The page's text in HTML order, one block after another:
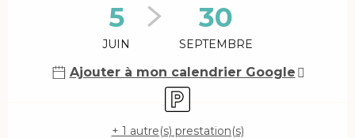
5
JUIN
30
SEPTEMBRE
Ajouter à mon calendrier Google
Parking
+ 1 autre(s) prestation(s)